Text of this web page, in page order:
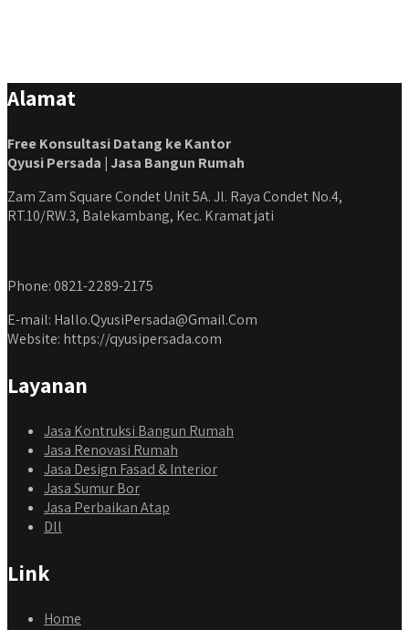
Alamat
Free Konsultasi Datang ke Kantor
Qyusi Persada | Jasa Bangun Rumah
Zam Zam Square Condet Unit 5A. Jl. Raya Condet No.4,
RT.10/RW.3, Balekambang, Kec. Kramat jati
Phone: 0821-2289-2175
E-mail: Hallo.QyusiPersada@Gmail.Com
Website: https://qyusipersada.com
Layanan
Jasa Kontruksi Bangun Rumah
Jasa Renovasi Rumah
Jasa Design Fasad & Interior
Jasa Sumur Bor
Jasa Perbaikan Atap
Dll
Link
Home